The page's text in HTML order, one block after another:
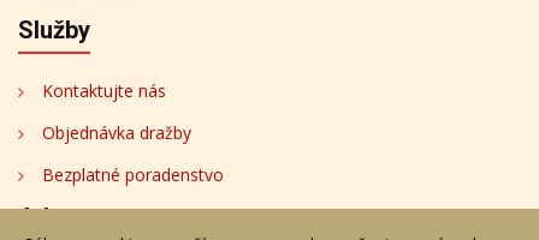
Služby
Kontaktujte nás
Objednávka dražby
Bezplatné poradenstvo
Adresa